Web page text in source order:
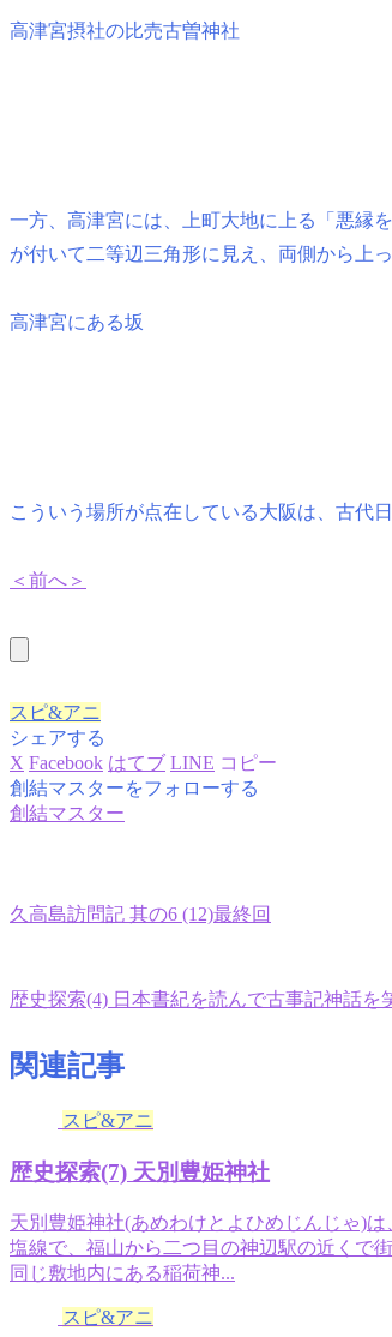
高津宮摂社の比売古曽神社
一方、高津宮には、上町大地に上る「悪縁
が付いて二等辺三角形に見え、両側から上
高津宮にある坂
こういう場所が点在している大阪は、古代
＜前へ＞
スピ&アニ
シェアする
X Facebook はてブ LINE コピー
創結マスターをフォローする
創結マスター
久高島訪問記 其の6 (12)最終回
歴史探索(4) 日本書紀を読んで古事記神話を
関連記事
スピ&アニ
歴史探索(7) 天別豊姫神社
天別豊姫神社(あめわけとよひめじんじゃ)
塩線で、福山から二つ目の神辺駅の近くで
同じ敷地内にある稲荷神...
スピ&アニ